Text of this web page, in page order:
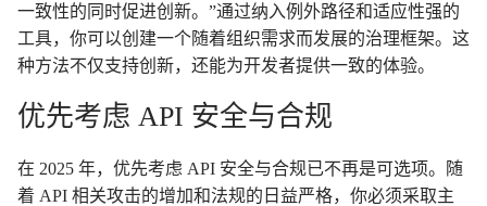
一致性的同时促进创新。”通过纳入例外路径和适应性强的
工具，你可以创建一个随着组织需求而发展的治理框架。这
种方法不仅支持创新，还能为开发者提供一致的体验。
优先考虑 API 安全与合规
在 2025 年，优先考虑 API 安全与合规已不再是可选项。随
着 API 相关攻击的增加和法规的日益严格，你必须采取主